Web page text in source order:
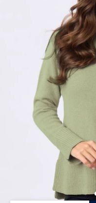
Cómo comprar
Envíos, cambios y devoluciones
Trabaja con nosotros
Contacto